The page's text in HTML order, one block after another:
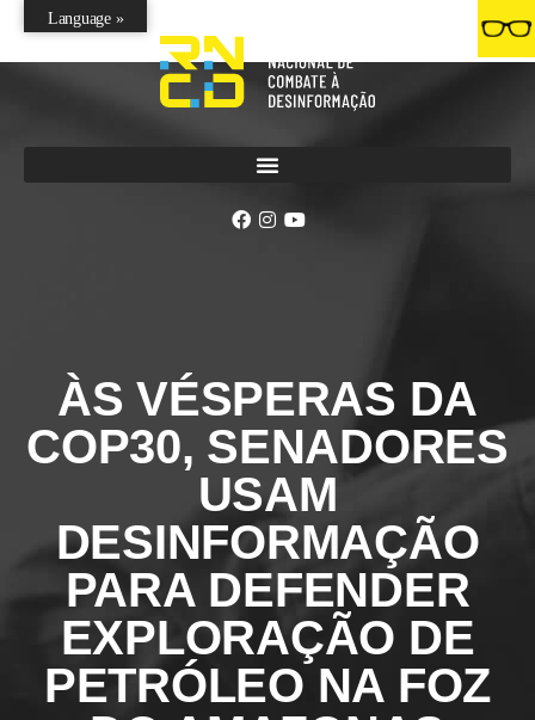
ÀS VÉSPERAS DA
COP30, SENADORES
USAM
DESINFORMAÇÃO
PARA DEFENDER
EXPLORAÇÃO DE
PETRÓLEO NA FOZ
Language »